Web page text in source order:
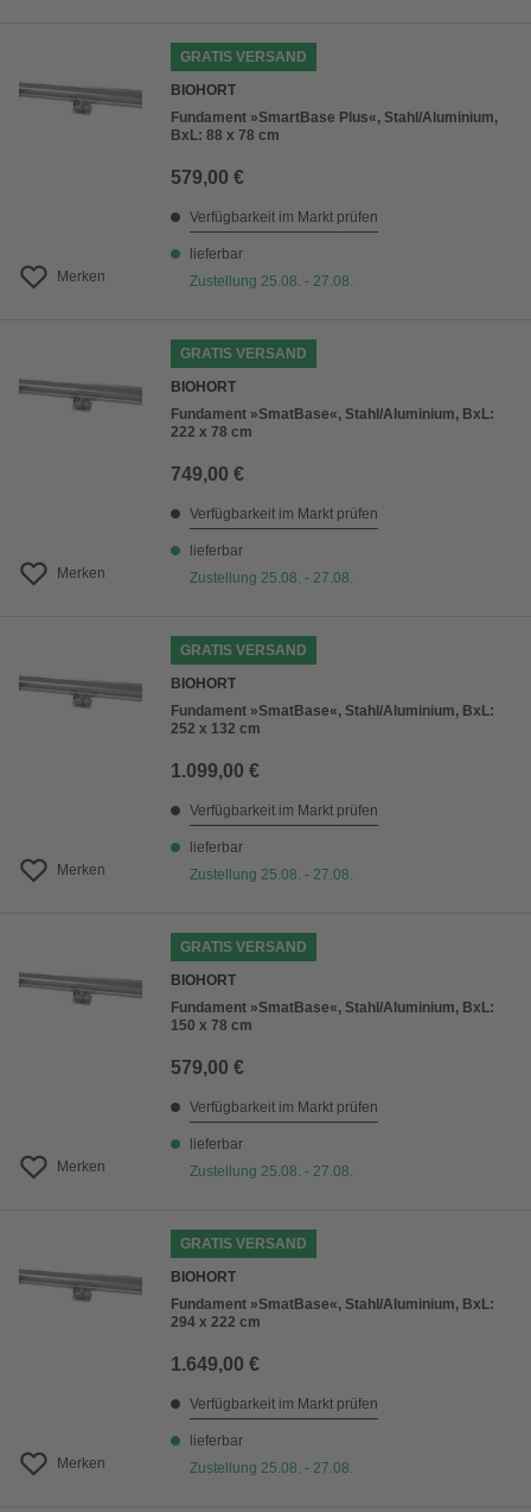
Merken
GRATIS VERSAND
BIOHORT
Fundament »SmartBase Plus«, Stahl/Aluminium,
BxL: 88 x 78 cm
579,00 €
Verfügbarkeit im Markt prüfen
lieferbar
Zustellung 25.08. - 27.08.
Merken
GRATIS VERSAND
BIOHORT
Fundament »SmatBase«, Stahl/Aluminium, BxL:
222 x 78 cm
749,00 €
Verfügbarkeit im Markt prüfen
lieferbar
Zustellung 25.08. - 27.08.
Merken
GRATIS VERSAND
BIOHORT
Fundament »SmatBase«, Stahl/Aluminium, BxL:
252 x 132 cm
1.099,00 €
Verfügbarkeit im Markt prüfen
lieferbar
Zustellung 25.08. - 27.08.
Merken
GRATIS VERSAND
BIOHORT
Fundament »SmatBase«, Stahl/Aluminium, BxL:
150 x 78 cm
579,00 €
Verfügbarkeit im Markt prüfen
lieferbar
Zustellung 25.08. - 27.08.
Merken
GRATIS VERSAND
BIOHORT
Fundament »SmatBase«, Stahl/Aluminium, BxL:
294 x 222 cm
1.649,00 €
Verfügbarkeit im Markt prüfen
lieferbar
Zustellung 25.08. - 27.08.